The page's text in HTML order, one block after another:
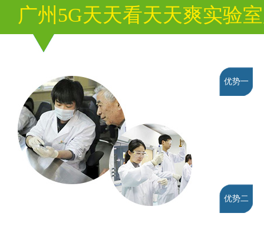
广州5G天天看天天爽实验
优势一
优势二